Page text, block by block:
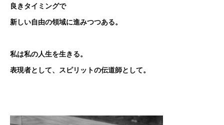
良きタイミングで
新しい自由の領域に進みつつある。
私は私の人生を生きる。
表現者として、スピリットの伝道師として。